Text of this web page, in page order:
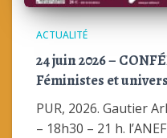
ACTUALITÉ
24 juin 2026 –
Féministes et
PUR, 2026. Gautier
– 18h30 – 21 h.